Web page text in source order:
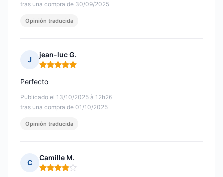
tras una compra de 30/09/2025
Opinión traducida
J
jean-luc G.
Nota: 5 de 5
Publicado el 13/10/2025 à 12h26
tras una compra de 01/10/2025
Perfecto
Opinión traducida
C
Camille M.
Nota: 4 de 5